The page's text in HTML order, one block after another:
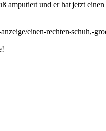
amputiert und er hat jetzt
einen-rechten-schuh,-